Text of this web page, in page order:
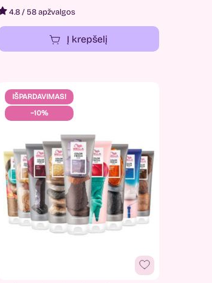
4.8/58 apžvalgos
Į krepšelį
IŠPARDAVIMAS!
−10%